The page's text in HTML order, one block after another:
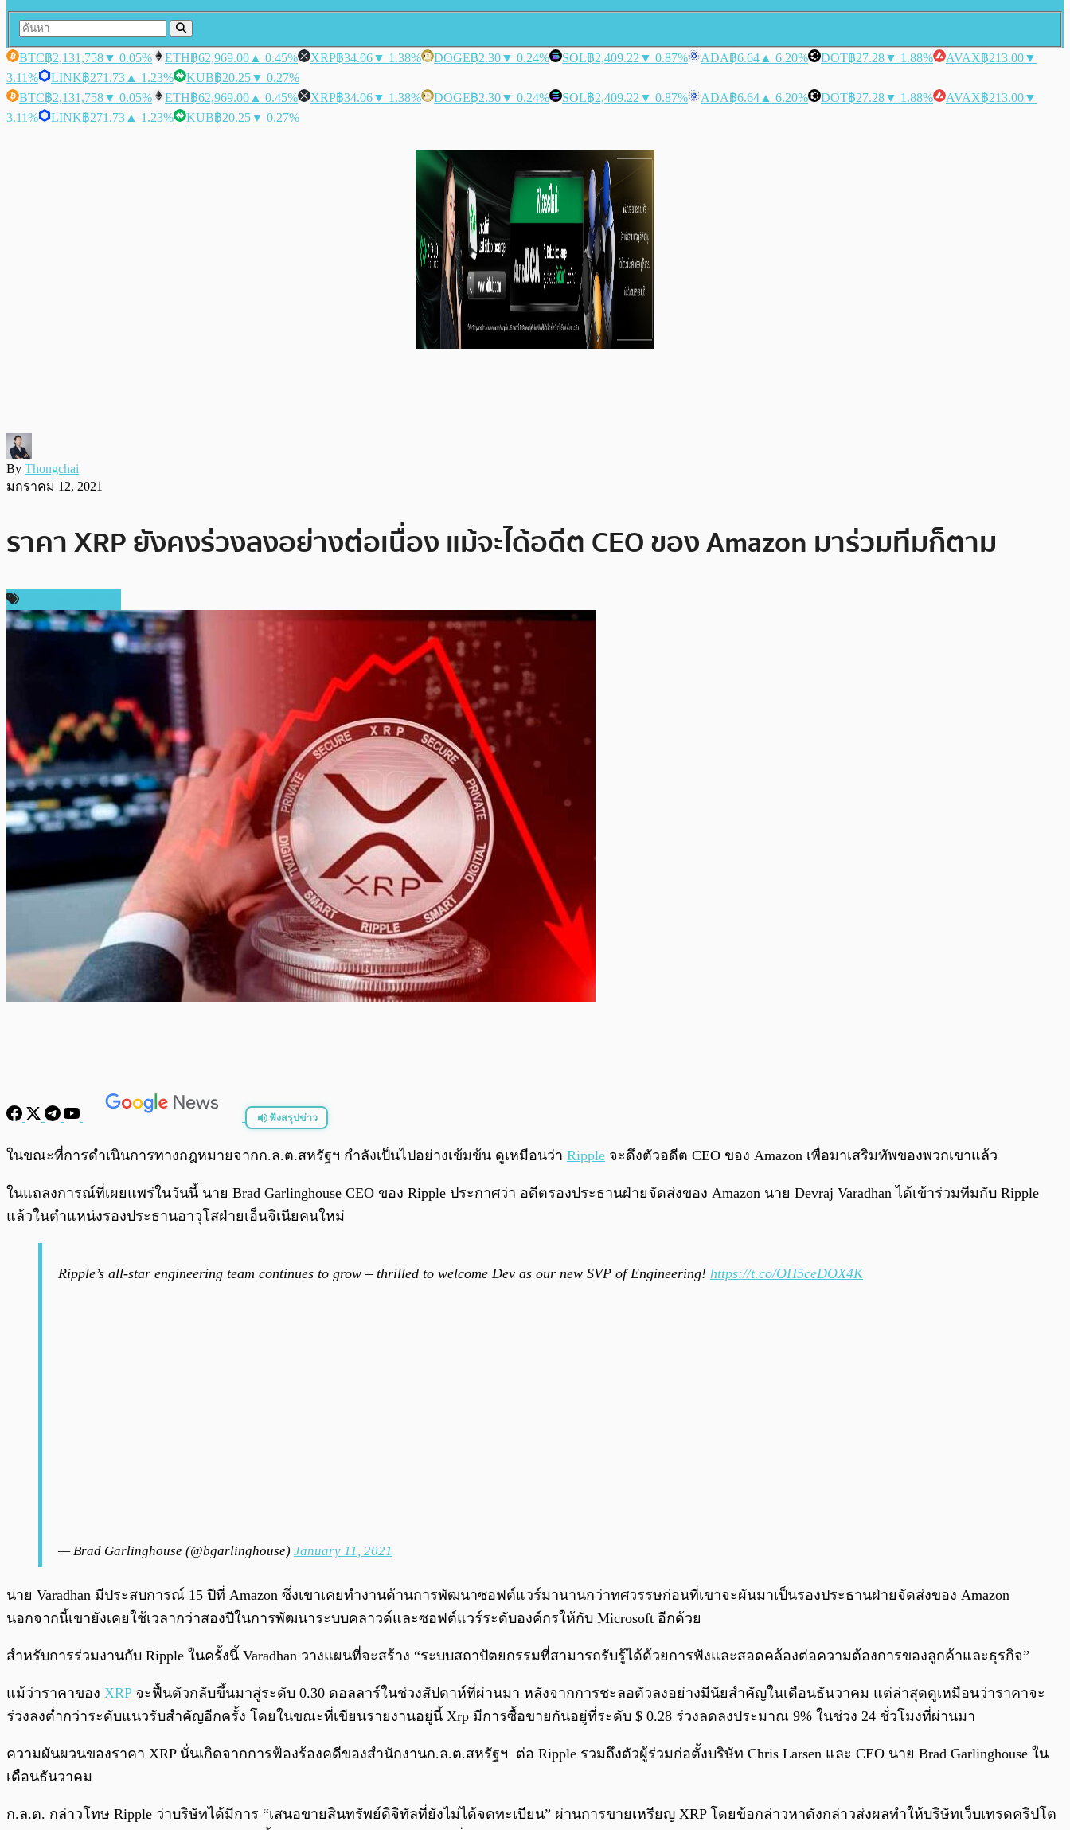
BTC฿2,131,758▼ 0.05% ETH฿62,969.00 ▲ 0.45% XRP฿34.06▼ 1.38% DOGE฿2.30▼ 0.24% SOL฿2,409.22 ▼ 0.87% ADA฿6.64 ▲ 6.20% DOT฿27.28▼ 1.88% AVAX฿213.00▼
3.11%
LINK฿271.73 ▲ 1.23% KUB฿20.25▼ 0.27%
BTC฿2,131,758▼ 0.05% ETH฿62,969.00 ▲ 0.45% XRP฿34.06▼ 1.38% DOGE฿2.30▼ 0.24% SOL฿2,409.22 ▼ 0.87% ADA฿6.64 ▲ 6.20% DOT฿27.28▼ 1.88% AVAX฿213.00▼
3.11%
LINK฿271.73 ▲ 1.23% KUB฿20.25▼ 0.27%
By Thongchai
มกราคม 12, 2021
ราคา XRP ยังคงร่วงลงอย่างต่อเนื่อง แม้จะได้อดีต CEO ของ Amazon มาร่วมทีมก็ตาม
ฟังสรุปข่าว
พร้อมเล่น /
ในขณะที่การดำเนินการทางกฎหมายจากก.ล.ต.สหรัฐฯ กำลังเป็นไปอย่างเข้มข้น ดูเหมือนว่า Ripple จะดึงตัวอดีต CEO ของ Amazon เพื่อมาเสริมทัพของพวกเขาแล้ว
ในแถลงการณ์ที่เผยแพร่ในวันนี้ นาย Brad Garlinghouse CEO ของ Ripple ประกาศว่า อดีตรองประธานฝ่ายจัดส่งของ Amazon นาย Devraj Varadhan ได้เข้าร่วมทีมกับ Ripple
แล้วในตำแหน่งรองประธานอาวุโสฝ่ายเอ็นจิเนียคนใหม่
Ripple’s all-star engineering team continues to grow – thrilled to welcome Dev as our new SVP of Engineering! https://t.co/OH5ceDOX4K
— Brad Garlinghouse (@bgarlinghouse) January 11, 2021
นาย Varadhan มีประสบการณ์ 15 ปีที่ Amazon ซึ่งเขาเคยทำงานด้านการพัฒนาซอฟต์แวร์มานานกว่าทศวรรษก่อนที่เขาจะผันมาเป็นรองประธานฝ่ายจัดส่งของ Amazon
นอกจากนี้เขายังเคยใช้เวลากว่าสองปีในการพัฒนาระบบคลาวด์และซอฟต์แวร์ระดับองค์กรให้กับ Microsoft อีกด้วย
สำหรับการร่วมงานกับ Ripple ในครั้งนี้ Varadhan วางแผนที่จะสร้าง “ระบบสถาปัตยกรรมที่สามารถรับรู้ได้ด้วยการฟังและสอดคล้องต่อความต้องการของลูกค้าและธุรกิจ”
แม้ว่าราคาของ XRPจะฟื้นตัวกลับขึ้นมาสู่ระดับ 0.30 ดอลลาร์ในช่วงสัปดาห์ที่ผ่านมา หลังจากการชะลอตัวลงอย่างมีนัยสำคัญในเดือนธันวาคม แต่ล่าสุดดูเหมือนว่าราคาจะ
ร่วงลงต่ำกว่าระดับแนวรับสำคัญอีกครั้ง โดยในขณะที่เขียนรายงานอยู่นี้ Xrp มีการซื้อขายกันอยู่ที่ระดับ $ 0.28 ร่วงลดลงประมาณ 9% ในช่วง 24 ชั่วโมงที่ผ่านมา
ความผันผวนของราคา XRP นั่นเกิดจากการฟ้องร้องคดีของสำนักงานก.ล.ต.สหรัฐฯ ต่อ Ripple รวมถึงตัวผู้ร่วมก่อตั้งบริษัท Chris Larsen และ CEO นาย Brad Garlinghouse ใน
เดือนธันวาคม
ก.ล.ต. กล่าวโทษ Ripple ว่าบริษัทได้มีการ “เสนอขายสินทรัพย์ดิจิทัลที่ยังไม่ได้จดทะเบียน” ผ่านการขายเหรียญ XRP โดยข้อกล่าวหาดังกล่าวส่งผลทำให้บริษัทเว็บเทรดคริปโต